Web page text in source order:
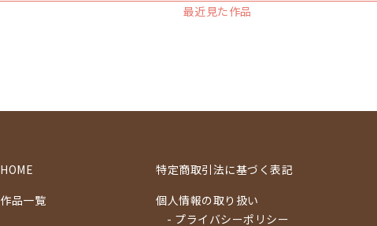
最近見た作品
HOME
作品一覧
特定商取引法に基づく表記
個人情報の取り扱い
- プライバシーポリシー